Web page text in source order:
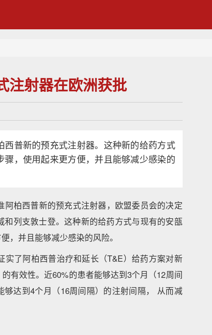
注射器在欧洲获批
普新的预充式注射器。这种新的给药方式
，使用起来更方便，并且能够减少感染的
柏西普新的预充式注射器，欧盟委员会的决定
列支敦士登。这种新的给药方式与现有的安瓿
，并且能够减少感染的风险。
实了阿柏西普治疗和延长（T&E）给药方案对新
有效性。近60%的患者能够达到3个月（12周间
达到4个月（16周间隔）的注射间隔， 从而减